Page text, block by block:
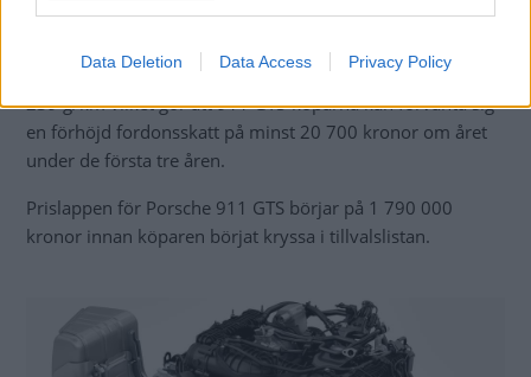
Data Deletion Data Access Privacy Policy
Effekten ökar med60 hästkrafter, men minskningen av
koldioxidutsläpp enligt WLTP-körcykeln går från 244 till
239 g/km vilket gör att 911 GTS-köparna kan förvänta sig
en förhöjd fordonsskatt på minst 20 700 kronor om året
under de första tre åren.
Prislappen för Porsche 911 GTS börjar på 1 790 000
kronor innan köparen börjat kryssa i tillvalslistan.